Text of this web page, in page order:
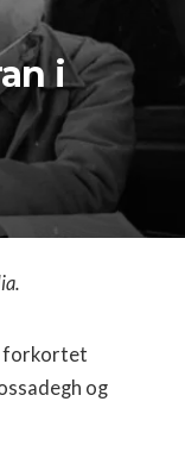
i
forkortet
og